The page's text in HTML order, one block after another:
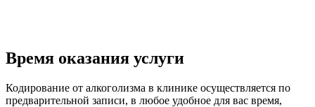
Время оказания услуги
Кодирование от алкоголизма в клинике осуществляется по
предварительной записи, в любое удобное для вас время,